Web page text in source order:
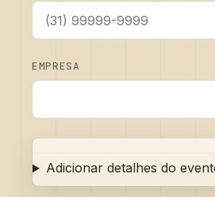
EMPRESA
Adicionar detalhes do